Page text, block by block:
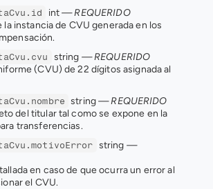
int — REQUERIDO
instancia de CVU generada en los
string — REQUERIDO
(CVU) de 22 dígitos asignada al
string — REQUERIDO
del titular tal como se expone en la
transferencias.
string —
en caso de que ocurra un error al
el CVU.